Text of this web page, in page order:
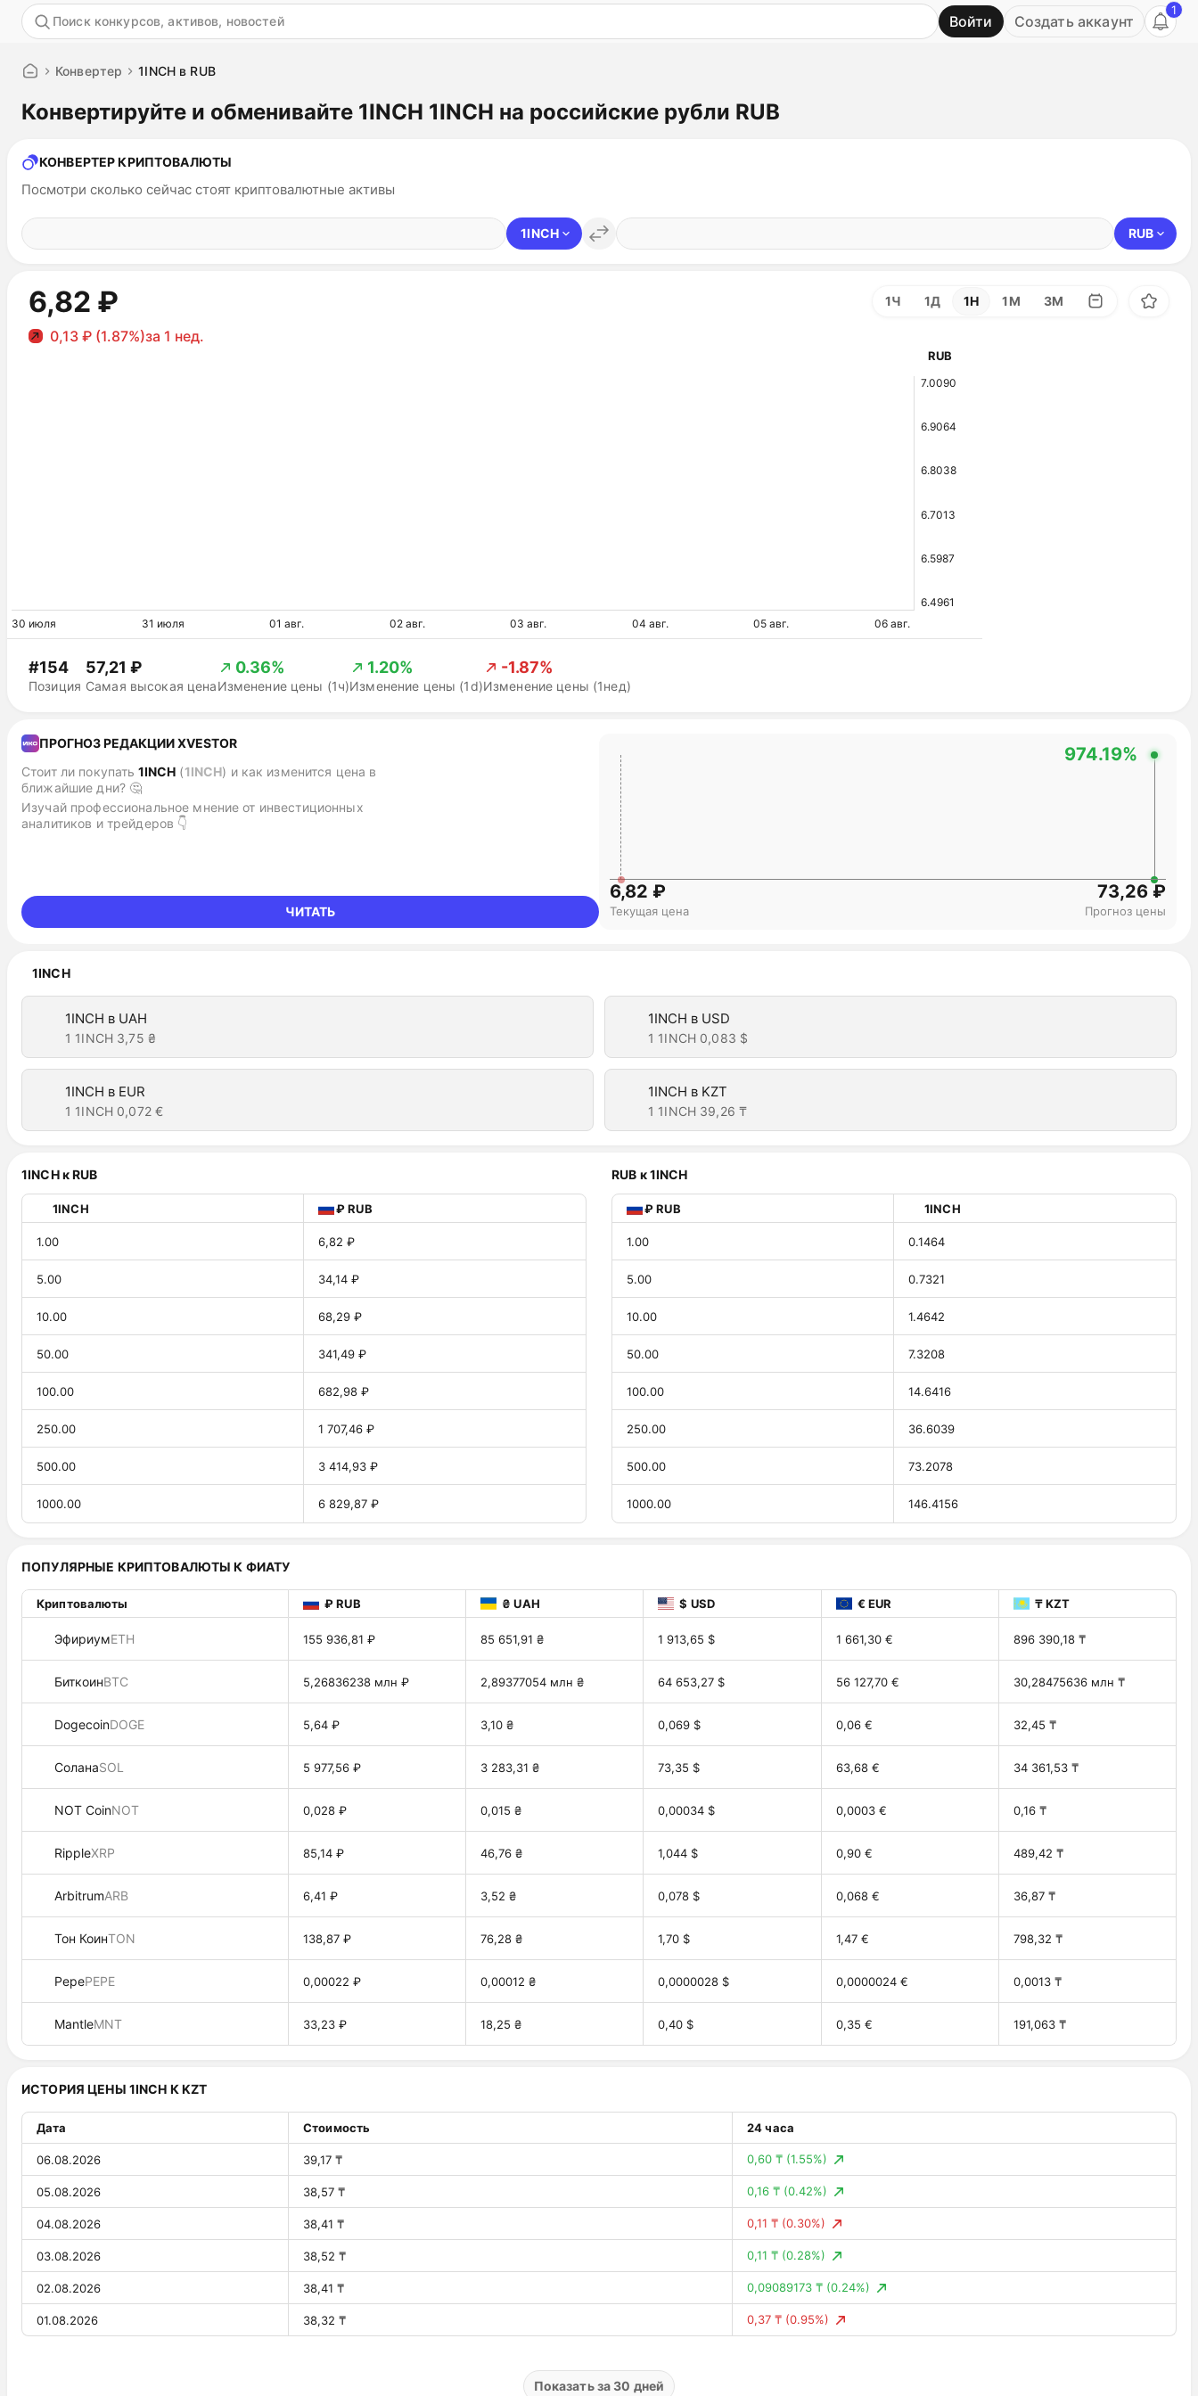
Войти Создать аккаунт
1
Конвертер 1INCH в RUB
Конвертируйте и обменивайте 1INCH 1INCH на российские рубли RUB
КОНВЕРТЕР КРИПТОВАЛЮТЫ
Посмотри сколько сейчас стоят криптовалютные активы
1INCH RUB
6,82 ₽
0,13 ₽ (1.87%)за 1 нед.
1Ч 1Д 1Н 1М 3М
30 июля 31 июля 01 авг. 02 авг. 03 авг. 04 авг. 05 авг. 06 авг.
RUB
7.0090
6.9064
6.8038
6.7013
6.5987
6.4961
Позиция
#154
Самая высокая цена
57,21 ₽
Изменение цены (1ч)
0.36%
Изменение цены (1d)
1.20%
Изменение цены (1нед)
-1.87%
ПРОГНОЗ РЕДАКЦИИ XVESTOR
Стоит ли покупать 1INCH (1INCH) и как изменится цена в
ближайшие дни? 🤔
Изучай профессиональное мнение от инвестиционных
аналитиков и трейдеров 👇
ЧИТАТЬ
974.19%
6,82 ₽
Текущая цена
73,26 ₽
Прогноз цены
1INCH
1INCH в UAH
1 1INCH 3,75 ₴
1INCH в USD
1 1INCH 0,083 $
1INCH в EUR
1 1INCH 0,072 €
1INCH в KZT
1 1INCH 39,26 ₸
1INCH к RUB
1INCH ₽ RUB
1.00 6,82 ₽
5.00 34,14 ₽
10.00 68,29 ₽
50.00 341,49 ₽
100.00 682,98 ₽
250.00 1 707,46 ₽
500.00 3 414,93 ₽
1000.00 6 829,87 ₽
RUB к 1INCH
₽ RUB 1INCH
1.00 0.1464
5.00 0.7321
10.00 1.4642
50.00 7.3208
100.00 14.6416
250.00 36.6039
500.00 73.2078
1000.00 146.4156
ПОПУЛЯРНЫЕ КРИПТОВАЛЮТЫ К ФИАТУ
Криптовалюты ₽ RUB ₴ UAH $ USD € EUR ₸ KZT
ЭфириумETH 155 936,81 ₽ 85 651,91 ₴ 1 913,65 $ 1 661,30 € 896 390,18 ₸
БиткоинBTC 5,26836238 млн ₽ 2,89377054 млн ₴ 64 653,27 $ 56 127,70 € 30,28475636 млн ₸
DogecoinDOGE 5,64 ₽ 3,10 ₴ 0,069 $ 0,06 € 32,45 ₸
СоланаSOL 5 977,56 ₽ 3 283,31 ₴ 73,35 $ 63,68 € 34 361,53 ₸
NOT CoinNOT 0,028 ₽ 0,015 ₴ 0,00034 $ 0,0003 € 0,16 ₸
RippleXRP 85,14 ₽ 46,76 ₴ 1,044 $ 0,90 € 489,42 ₸
ArbitrumARB 6,41 ₽ 3,52 ₴ 0,078 $ 0,068 € 36,87 ₸
Тон КоинTON 138,87 ₽ 76,28 ₴ 1,70 $ 1,47 € 798,32 ₸
PepePEPE 0,00022 ₽ 0,00012 ₴ 0,0000028 $ 0,0000024 € 0,0013 ₸
MantleMNT 33,23 ₽ 18,25 ₴ 0,40 $ 0,35 € 191,063 ₸
ИСТОРИЯ ЦЕНЫ 1INCH К KZT
Дата Стоимость 24 часа
06.08.2026 39,17 ₸ 0,60 ₸ (1.55%)
05.08.2026 38,57 ₸ 0,16 ₸ (0.42%)
04.08.2026 38,41 ₸ 0,11 ₸ (0.30%)
03.08.2026 38,52 ₸ 0,11 ₸ (0.28%)
02.08.2026 38,41 ₸ 0,09089173 ₸ (0.24%)
01.08.2026 38,32 ₸ 0,37 ₸ (0.95%)
Показать за 30 дней